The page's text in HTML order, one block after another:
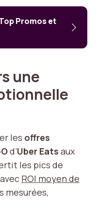
Promos et
une
les offres
d’Uber Eats aux
les pics de
ROI moyen de
mesurées,